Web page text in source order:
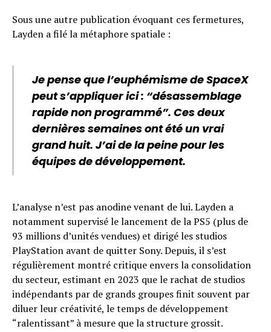
Sous une autre publication évoquant ces fermetures,
Layden a filé la métaphore spatiale :
Je pense que l’euphémisme de SpaceX
peut s’appliquer ici : “désassemblage
rapide non programmé”. Ces deux
dernières semaines ont été un vrai
grand huit. J’ai de la peine pour les
équipes de développement.
L’analyse n’est pas anodine venant de lui. Layden a
notamment supervisé le lancement de la PS5 (plus de
93 millions d’unités vendues) et dirigé les studios
PlayStation avant de quitter Sony. Depuis, il s’est
régulièrement montré critique envers la consolidation
du secteur, estimant en 2023 que le rachat de studios
indépendants par de grands groupes finit souvent par
diluer leur créativité, le temps de développement
“ralentissant” à mesure que la structure grossit.